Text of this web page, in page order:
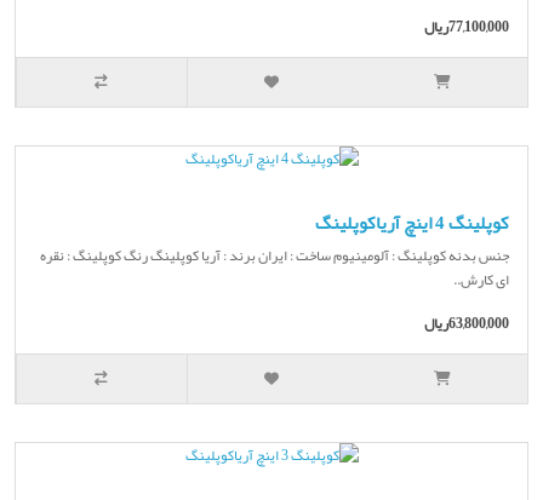
77,100,000ریال
کوپلینگ 4 اینچ آریاکوپلینگ
جنس بدنه کوپلینگ : آلومینیوم ساخت : ایران برند : آریا کوپلینگ رنگ کوپلینگ : نقره
ای کارش..
63,800,000ریال